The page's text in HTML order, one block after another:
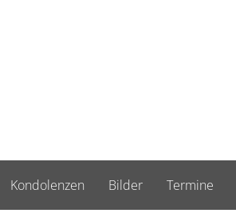
Kondolenzen Bilder Termine